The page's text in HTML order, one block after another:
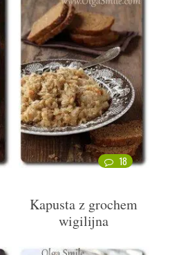
18
Kapusta z grochem
wigilijna